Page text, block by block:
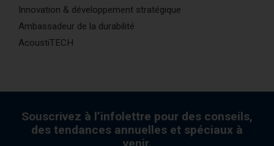
Innovation & développement stratégique
Ambassadeur de la durabilité
AcoustiTECH
Souscrivez à l’infolettre pour des conseils,
des tendances annuelles et spéciaux à
venir.